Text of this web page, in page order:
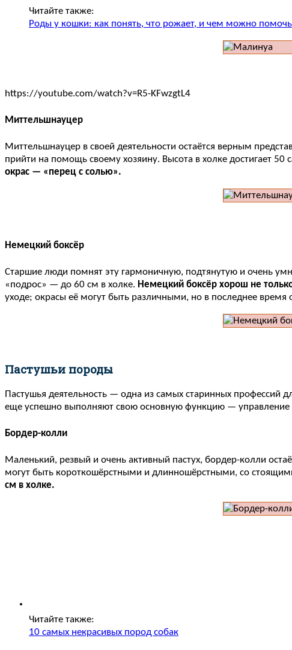
Читайте также:
Роды у кошки: как понять, что рожает, и чем можно помочь
https://youtube.com/watch?v=R5-KFwzgtL4
Миттельшнауцер
Миттельшнауцер в своей деятельности остаётся верным
прийти на помощь своему хозяину. Высота в холке достигает 50
окрас — «перец с солью».
Немецкий боксёр
Старшие люди помнят эту гармоничную, подтянутую и очень
«подрос» — до 60 см в холке. Немецкий боксёр хорош не
уходе; окрасы её могут быть различными, но в последнее время
Пастушьи породы
Пастушья деятельность — одна из самых старинных профессий
еще успешно выполняют свою основную функцию — управление
Бордер-колли
Маленький, резвый и очень активный пастух, бордер-колли
могут быть короткошёрстными и длинношёрстными, со
см в холке.
Читайте также:
10 самых некрасивых пород собак